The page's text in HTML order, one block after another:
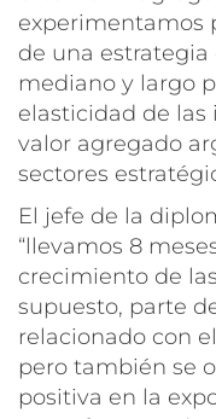
experimentamos
de una
mediano y largo
elasticidad de las
valor agregado
sectores
El jefe de la
“llevamos 8
crecimiento de
supuesto, parte
relacionado con
pero también se
positiva en la